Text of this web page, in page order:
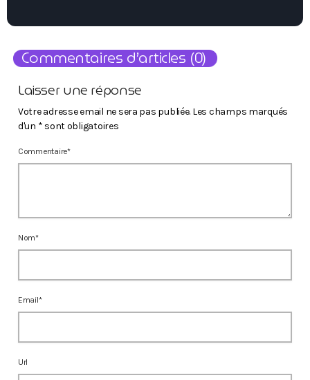
Commentaires d’articles (0)
Laisser une réponse
Votre adresse email ne sera pas publiée. Les champs marqués
d'un * sont obligatoires
Commentaire*
Nom*
Email*
Url